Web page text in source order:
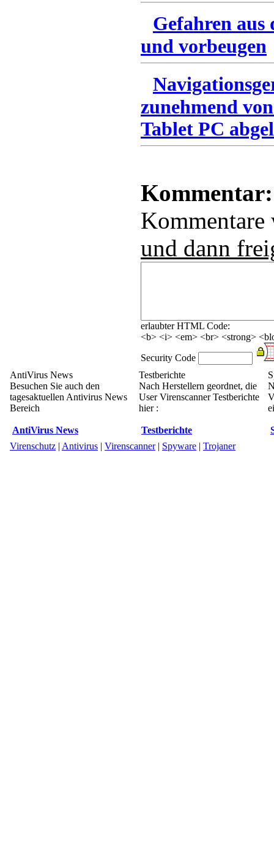
Gefahren
und vorbeugen
zunehmend
Tablet PC
Kommentar:
und dann
erlaubter HTML Code:
<b> <i> <em> <br> <strong>
Security Code
AntiVirus News
Besuchen Sie auch den
tagesaktuellen Antivirus News
Bereich
AntiVirus News
Testberichte
Nach Herstellern geordnet, die
User Virenscanner Testberichte
hier :
Testberichte
Virenschutz | Antivirus | Virenscanner| Spyware | Trojaner